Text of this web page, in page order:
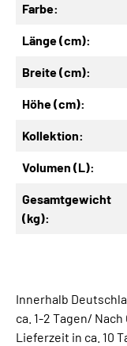
Farbe:
Länge (cm):
Breite (cm):
Höhe (cm):
Kollektion:
Volumen (L):
Gesamtgewicht
(kg):
Innerhalb
ca. 1-2 Tagen/
Lieferzeit in ca. 10